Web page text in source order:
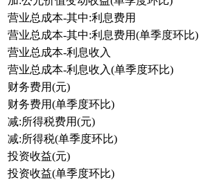
营业总成本-其中:利息费用
营业总成本-其中:利息费用(单季度环比)
营业总成本-利息收入
营业总成本-利息收入(单季度环比)
财务费用(元)
财务费用(单季度环比)
减:所得税费用(元)
减:所得税(单季度环比)
投资收益(元)
投资收益(单季度环比)